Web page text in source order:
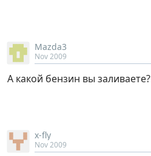
Mazda3
Nov 2009
А какой бензин вы заливаете?
x-fly
Nov 2009